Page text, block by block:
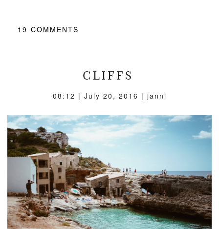
19 COMMENTS
CLIFFS
08:12 | July 20, 2016 | janni